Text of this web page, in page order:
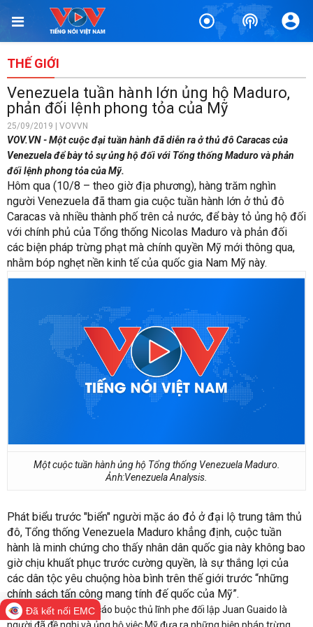
THẾ GIỚI
Venezuela tuần hành lớn ủng hộ Maduro,
phản đối lệnh phong tỏa của Mỹ
25/09/2019 | VOVVN
VOV.VN - Một cuộc đại tuần hành đã diễn ra ở thủ đô Caracas của
Venezuela để bày tỏ sự ủng hộ đối với Tổng thống Maduro và phản
đối lệnh phong tỏa của Mỹ.
Hôm qua (10/8 – theo giờ địa phương), hàng trăm nghìn
người Venezuela đã tham gia cuộc tuần hành lớn ở thủ đô
Caracas và nhiều thành phố trên cả nước, để bày tỏ ủng hộ đối
với chính phủ của Tổng thống Nicolas Maduro và phản đối
các biện pháp trừng phạt mà chính quyền Mỹ mới thông qua,
nhằm bóp nghẹt nền kinh tế của quốc gia Nam Mỹ này.
Một cuộc tuần hành ủng hộ Tổng thống Venezuela Maduro.
Ảnh:Venezuela Analysis.
Phát biểu trước "biển" người mặc áo đỏ ở đại lộ trung tâm thủ
đô, Tổng thống Venezuela Maduro khẳng định, cuộc tuần
hành là minh chứng cho thấy nhân dân quốc gia này không bao
giờ chịu khuất phục trước cường quyền, là sự thắng lợi của
các dân tộc yêu chuộng hòa bình trên thế giới trước “những
chính sách tấn công mang tính đế quốc của Mỹ”.
Tổng thống Maduro cáo buộc thủ lĩnh phe đối lập Juan Guaido là
Đã kết nối EMC